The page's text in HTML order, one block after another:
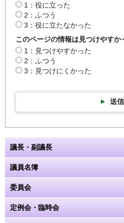
1：役に立った
2：ふつう
3：役に立たなかった
このページの情報は見つけやすか
1：見つけやすかった
2：ふつう
3：見つけにくかった
送信
議長・副議長
議員名簿
委員会
定例会・臨時会